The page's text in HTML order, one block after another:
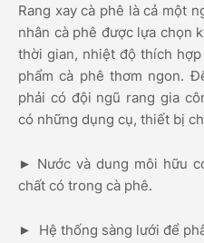
Rang xay cà phê là cả một
nhân cà phê được lựa chọn
thời gian, nhiệt độ thích
phẩm cà phê thơm ngon.
phải có đội ngũ rang gia
có những dụng cụ, thiết bị
► Nước và dung môi hữu
chất có trong cà phê.
► Hệ thống sàng lưới để